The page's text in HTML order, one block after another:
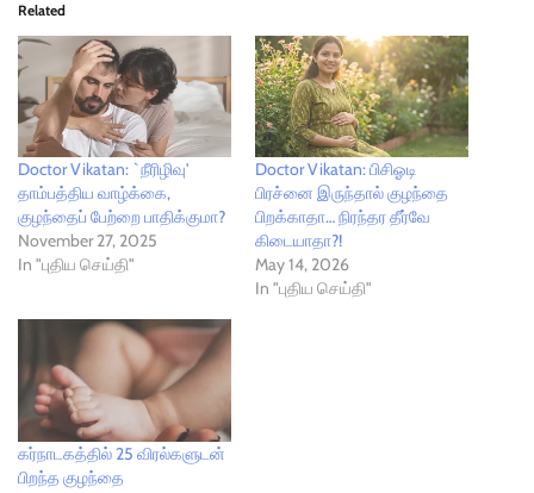
Related
Doctor Vikatan: `நீரிழிவு'
தாம்பத்திய வாழ்க்கை,
குழந்தைப் பேற்றை பாதிக்குமா?
November 27, 2025
In "புதிய செய்தி"
Doctor Vikatan: பிசிஓடி
பிரச்னை இருந்தால் குழந்தை
பிறக்காதா… நிரந்தர தீர்வே
கிடையாதா?!
May 14, 2026
In "புதிய செய்தி"
கர்நாடகத்தில் 25 விரல்களுடன்
பிறந்த குழந்தை